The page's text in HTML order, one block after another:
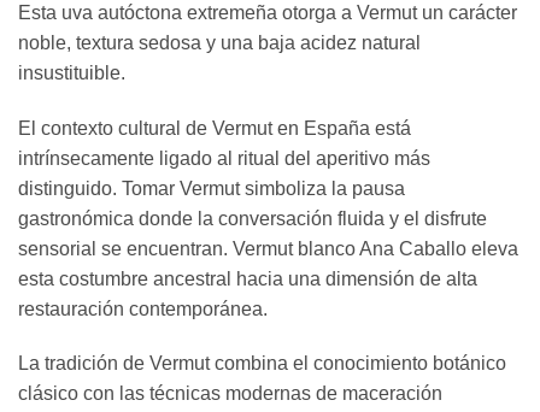
Esta uva autóctona extremeña otorga a Vermut un carácter
noble, textura sedosa y una baja acidez natural
insustituible.
El contexto cultural de Vermut en España está
intrínsecamente ligado al ritual del aperitivo más
distinguido. Tomar Vermut simboliza la pausa
gastronómica donde la conversación fluida y el disfrute
sensorial se encuentran. Vermut blanco Ana Caballo eleva
esta costumbre ancestral hacia una dimensión de alta
restauración contemporánea.
La tradición de Vermut combina el conocimiento botánico
clásico con las técnicas modernas de maceración